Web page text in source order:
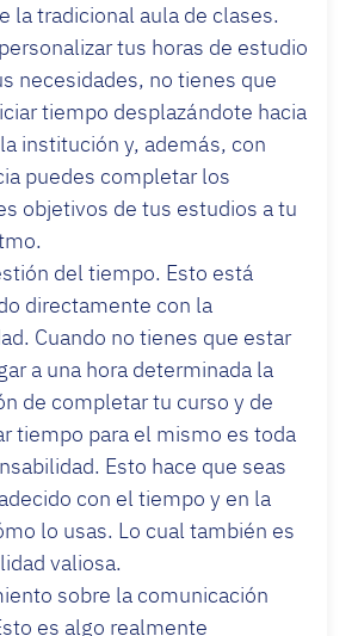
la tradicional aula de clases.
tus horas de estudio
necesidades, no tienes que
tiempo desplazándote hacia
institución y, además, con
puedes completar los
objetivos de tus estudios a tu
del tiempo. Esto está
directamente con la
Cuando no tienes que estar
a una hora determinada la
de completar tu curso y de
tiempo para el mismo es toda
Esto hace que seas
con el tiempo y en la
lo usas. Lo cual también es
valiosa.
sobre la comunicación
es algo realmente